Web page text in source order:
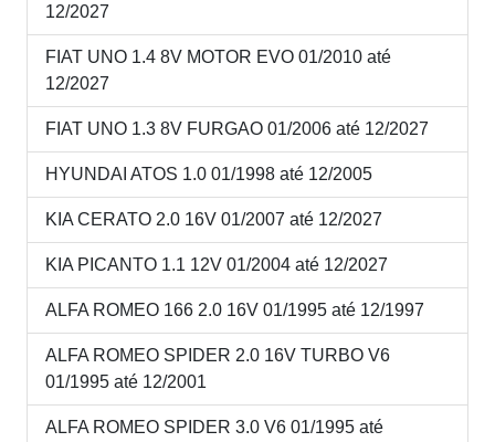
12/2027
FIAT UNO 1.4 8V MOTOR EVO 01/2010 até
12/2027
FIAT UNO 1.3 8V FURGAO 01/2006 até 12/2027
HYUNDAI ATOS 1.0 01/1998 até 12/2005
KIA CERATO 2.0 16V 01/2007 até 12/2027
KIA PICANTO 1.1 12V 01/2004 até 12/2027
ALFA ROMEO 166 2.0 16V 01/1995 até 12/1997
ALFA ROMEO SPIDER 2.0 16V TURBO V6
01/1995 até 12/2001
ALFA ROMEO SPIDER 3.0 V6 01/1995 até